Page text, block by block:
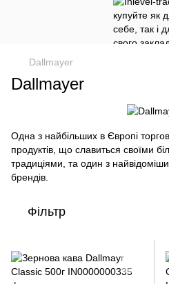
Dallmayer
Dallmayer
Одна з найбільших в Європі
продуктів, що славиться своїми
традиціями, та один з
брендів.
Фільтр